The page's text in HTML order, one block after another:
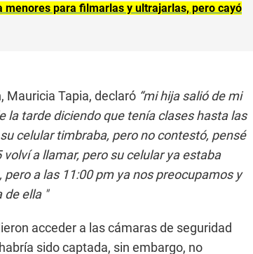
menores para filmarlas y ultrajarlas, pero cayó
Mauricia Tapia, declaró “mi hija salió de mi
la tarde diciendo que tenía clases hasta las
celular timbraba, pero no contestó, pensé
a llamar, pero su celular ya estaba
a las 11:00 pm ya nos preocupamos y
de ella "
acceder a las cámaras de seguridad
sido captada, sin embargo, no